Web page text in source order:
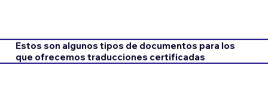
Estos son algunos tipos de documentos para los
que ofrecemos traducciones certificadas